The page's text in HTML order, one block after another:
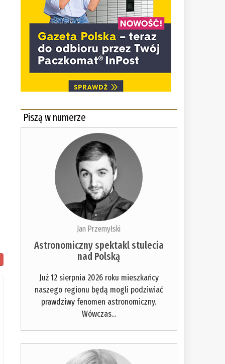
Piszą w numerze
Jan Przemyłski
Astronomiczny spektakl stulecia
nad Polską
Już 12 sierpnia 2026 roku mieszkańcy
naszego regionu będą mogli podziwiać
prawdziwy fenomen astronomiczny.
Wówczas...